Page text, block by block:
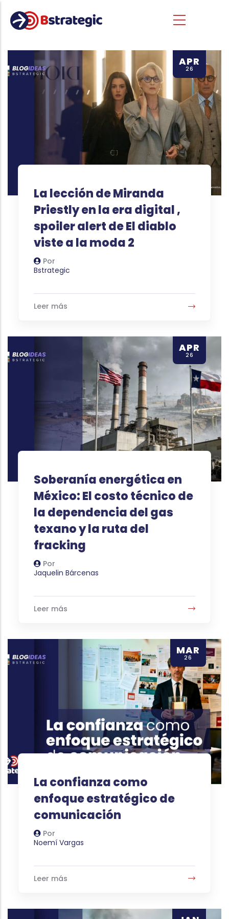
APR
26
La lección de Miranda
Priestly en la era digital ,
spoiler alert de El diablo
viste a la moda 2
Por
Autor
Bstrategic
Leer más
APR
26
Soberanía energética en
México: El costo técnico de
la dependencia del gas
texano y la ruta del
fracking
Por
Autor
Jaquelin Bárcenas
Leer más
MAR
26
La confianza como
enfoque estratégico de
comunicación
Por
Autor
Noemí Vargas
Leer más